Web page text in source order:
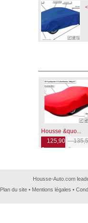
Housse &quo...
125,90
€
€
Housse-Auto.com
Plan du site • Mentions légales •